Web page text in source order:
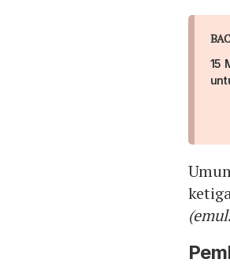
15